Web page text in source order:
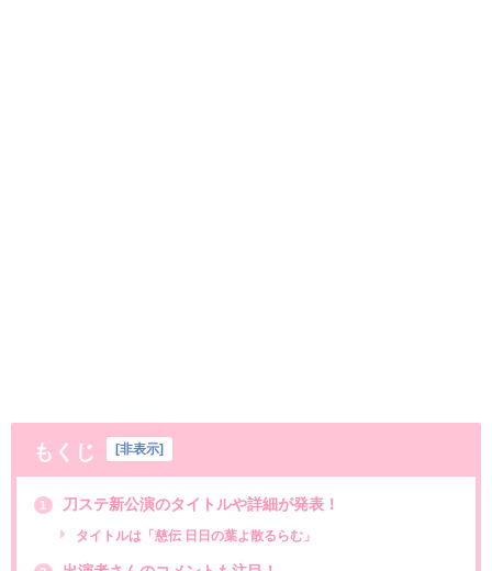
もくじ 非表示
1 刀ステ新公演のタイトルや詳細が発表！
タイトルは「慈伝 日日の葉よ散るらむ」